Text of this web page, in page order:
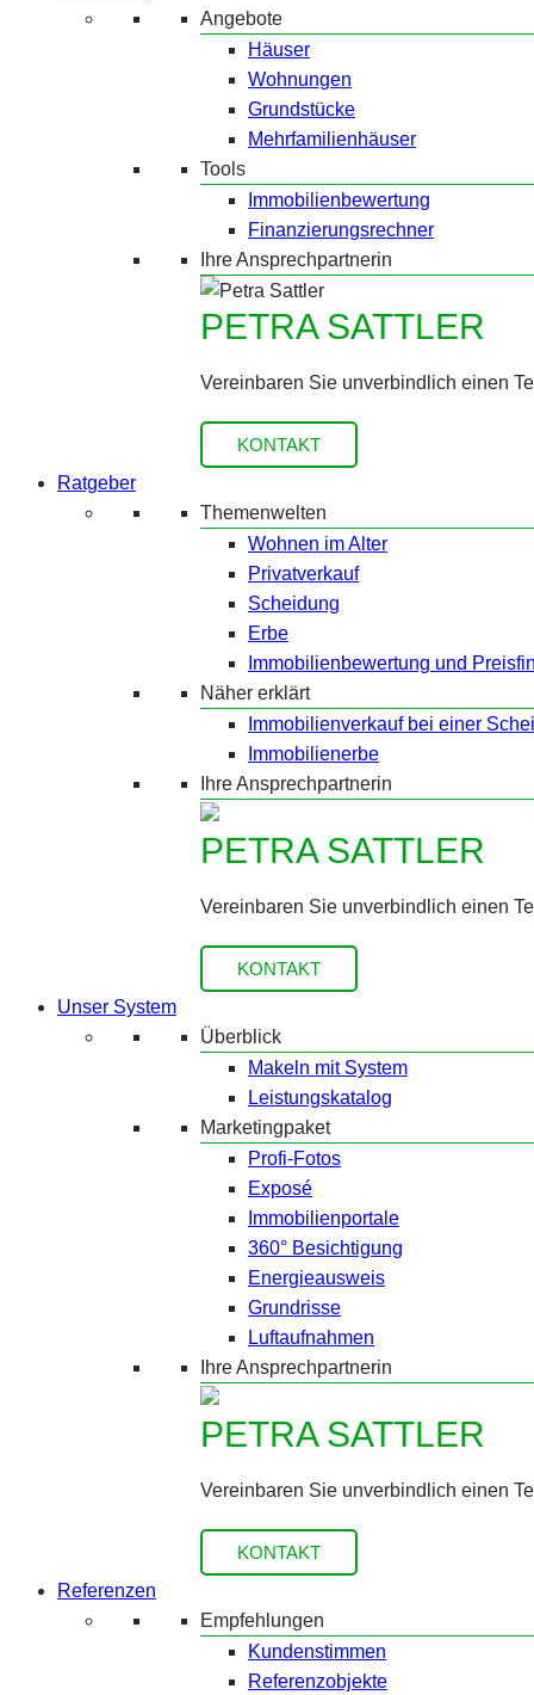
Angebote
Häuser
Wohnungen
Grundstücke
Mehrfamilienhäuser
Tools
Immobilienbewertung
Finanzierungsrechner
Ihre Ansprechpartnerin
PETRA SATTLER
Vereinbaren Sie unverbindlich einen
KONTAKT
Ratgeber
Themenwelten
Wohnen im Alter
Privatverkauf
Scheidung
Erbe
Immobilienbewertung und
Näher erklärt
Immobilienverkauf bei einer
Immobilienerbe
Ihre Ansprechpartnerin
PETRA SATTLER
Vereinbaren Sie unverbindlich einen
KONTAKT
Unser System
Überblick
Makeln mit System
Leistungskatalog
Marketingpaket
Profi-Fotos
Exposé
Immobilienportale
360° Besichtigung
Energieausweis
Grundrisse
Luftaufnahmen
Ihre Ansprechpartnerin
PETRA SATTLER
Vereinbaren Sie unverbindlich einen
KONTAKT
Referenzen
Empfehlungen
Kundenstimmen
Referenzobjekte